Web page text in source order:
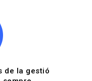
de la gestió